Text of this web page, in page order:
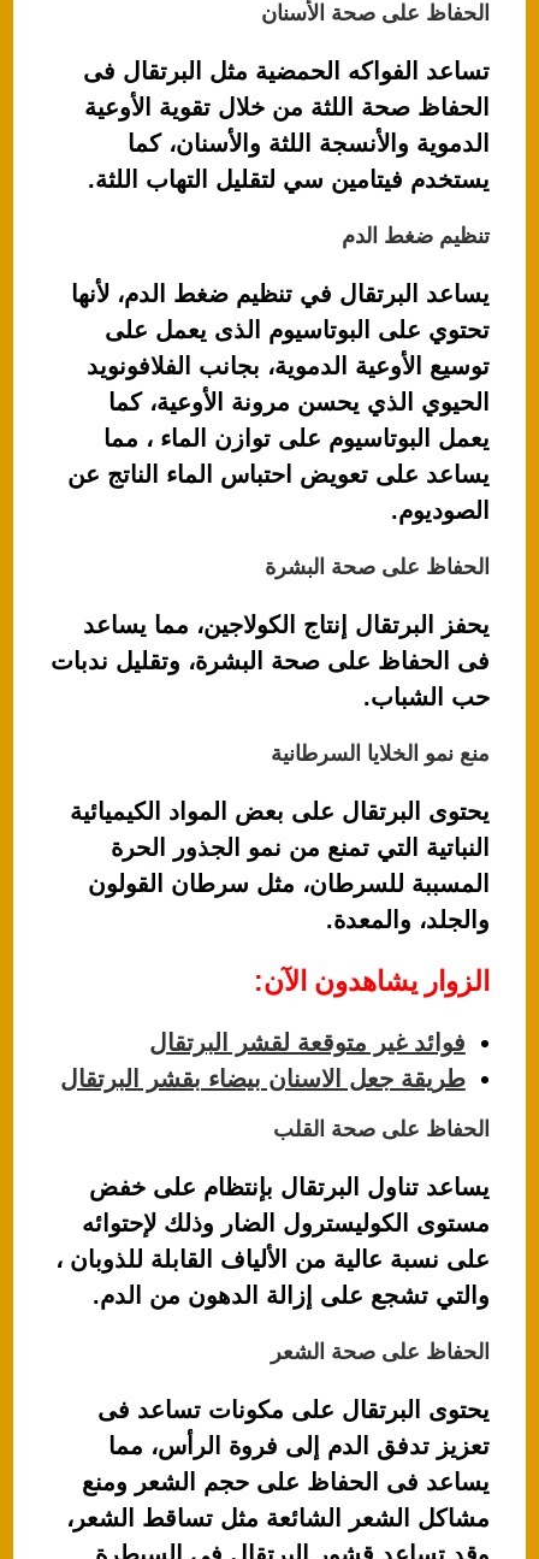
الحفاظ على صحة الأسنان
تساعد الفواكه الحمضية مثل البرتقال فى
الحفاظ صحة اللثة من خلال تقوية الأوعية
الدموية والأنسجة اللثة والأسنان، كما
يستخدم فيتامين سي لتقليل التهاب اللثة.
تنظيم ضغط الدم
يساعد البرتقال في تنظيم ضغط الدم، لأنها
تحتوي على البوتاسيوم الذى يعمل على
توسيع الأوعية الدموية، بجانب الفلافونويد
الحيوي الذي يحسن مرونة الأوعية، كما
يعمل البوتاسيوم على توازن الماء ، مما
يساعد على تعويض احتباس الماء الناتج عن
الصوديوم.
الحفاظ على صحة البشرة
يحفز البرتقال إنتاج الكولاجين، مما يساعد
فى الحفاظ على صحة البشرة، وتقليل ندبات
حب الشباب.
منع نمو الخلايا السرطانية
يحتوى البرتقال على بعض المواد الكيميائية
النباتية التي تمنع من نمو الجذور الحرة
المسببة للسرطان، مثل سرطان القولون
والجلد، والمعدة.
الزوار يشاهدون الآن:
فوائد غير متوقعة لقشر البرتقال
طريقة جعل الاسنان بيضاء بقشر البرتقال
الحفاظ على صحة القلب
يساعد تناول البرتقال بإنتظام على خفض
مستوى الكوليسترول الضار وذلك لإحتوائه
على نسبة عالية من الألياف القابلة للذوبان ،
والتي تشجع على إزالة الدهون من الدم.
الحفاظ على صحة الشعر
يحتوى البرتقال على مكونات تساعد فى
تعزيز تدفق الدم إلى فروة الرأس، مما
يساعد فى الحفاظ على حجم الشعر ومنع
مشاكل الشعر الشائعة مثل تساقط الشعر،